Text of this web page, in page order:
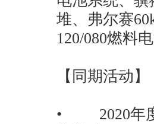
堆、弗尔赛
120/080燃料
【同期活动】
• 2020年度